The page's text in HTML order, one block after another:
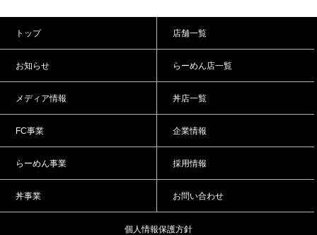
トップ
お知らせ
メディア情報
FC事業
らーめん事業
丼事業
店舗一覧
らーめん店一覧
丼店一覧
企業情報
採用情報
お問い合わせ
個人情報保護方針